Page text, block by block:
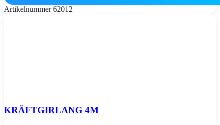
Artikelnummer62012
KRÄFTGIRLANG 4M